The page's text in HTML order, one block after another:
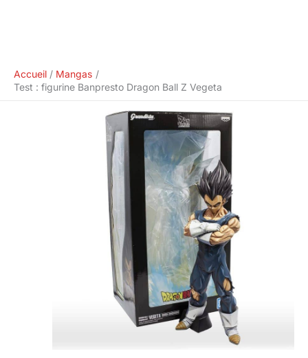
Accueil
Mangas
Test : figurine Banpresto Dragon Ball Z Vegeta